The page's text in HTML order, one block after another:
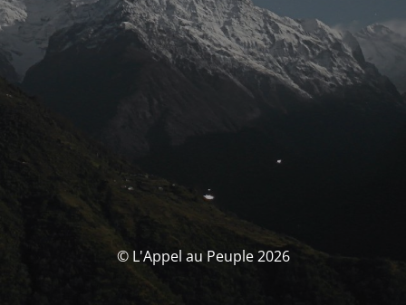
© L'Appel au Peuple 2026